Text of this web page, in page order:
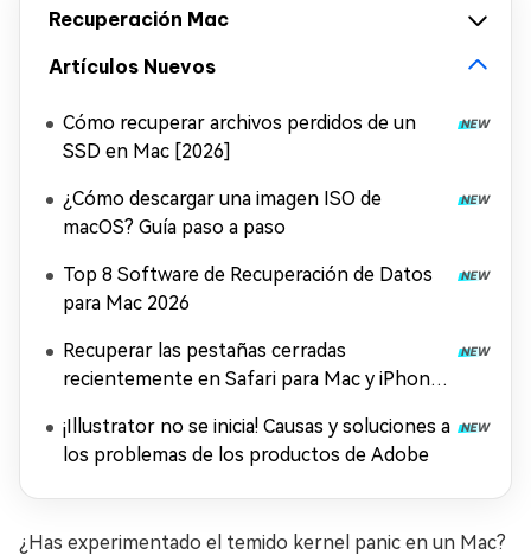
Recuperación Mac
Artículos Nuevos
Cómo recuperar archivos perdidos de un
SSD en Mac [2026]
¿Cómo descargar una imagen ISO de
macOS? Guía paso a paso
Top 8 Software de Recuperación de Datos
para Mac 2026
Recuperar las pestañas cerradas
recientemente en Safari para Mac y iPhone
¡Illustrator no se inicia! Causas y soluciones a
los problemas de los productos de Adobe
¿Has experimentado el temido kernel panic en un Mac?